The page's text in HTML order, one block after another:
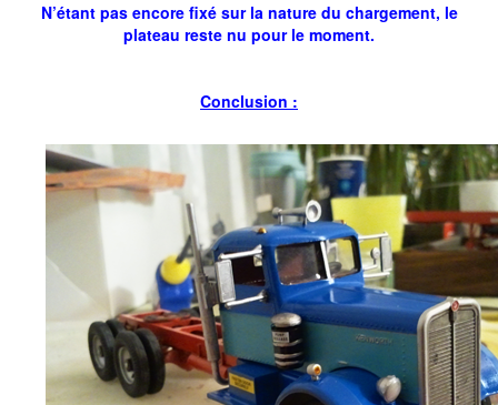
N’étant pas encore fixé sur la nature du chargement, le
plateau reste nu pour le moment.
Conclusion :